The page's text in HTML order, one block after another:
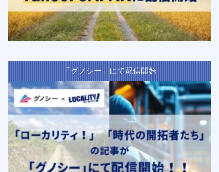
「グノシー」にて配信開始